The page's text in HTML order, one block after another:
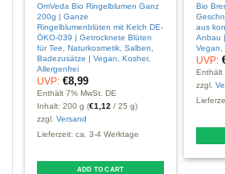
OmVeda Bio Ringelblumen Ganz
200g | Ganze
Ringelblumenblüten mit Kelch DE-
ÖKO-039 | Getrocknete Blüten
für Tee, Naturkosmetik, Salben,
Badezusätze | Vegan, Kosher,
Allergenfrei
UVP: €8,99
Enthält 7% MwSt. DE
Inhalt: 200 g (€1,12 / 25 g)
zzgl.Versand
Lieferzeit: ca. 3-4 Werktage
ADD TO CART
Bio
aus
Anbau
Vegan,
UVP:
Enthält
zzgl.